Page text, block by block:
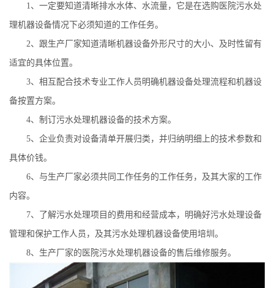
1、一定要知道清晰排水水体、水流量，它是在选购医院污水处
理机器设备情况下必须知道的工作任务。
2、跟生产厂家知道清晰机器设备外形尺寸的大小、及时性留有
适宜的具体位置。
3、相互配合技术专业工作人员明确机器设备处理流程和机器设
备按置方案。
4、制订污水处理机器设备的技术方案。
5、企业负责对设备清单开展归类，并归纳明细上的技术参数和
具体价钱。
6、与生产厂家必须共同工作任务的工作任务，及其大家的工作
内容。
7、了解污水处理项目的费用和经营成本，明确好污水处理设备
管理和保护工作人员，及其污水处理机器设备使用培圳。
8、生产厂家的医院污水处理机器设备的售后维修服务。